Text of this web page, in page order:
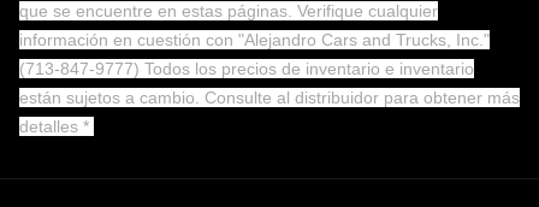
que se encuentre en estas páginas. Verifique cualquier
información en cuestión con "Alejandro Cars and Trucks, Inc."
(713-847-9777) Todos los precios de inventario e inventario
están sujetos a cambio. Consulte al distribuidor para obtener más
detalles *